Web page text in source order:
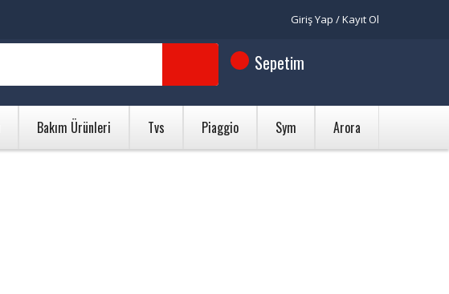
Giriş Yap / Kayıt Ol
Sepetim
Bakım Ürünleri Tvs Piaggio Sym Arora